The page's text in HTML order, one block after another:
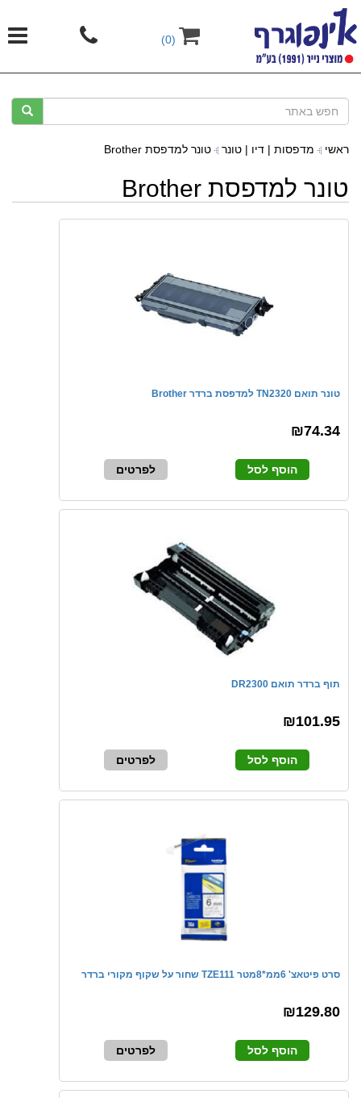
(0)
ראשי מדפסות | דיו | טונר טונר למדפסת Brother
טונר למדפסת Brother
טונר תואם TN2320 למדפסת ברדר Brother
₪74.34
הוסף לסל לפרטים
תוף ברדר תואם DR2300
₪101.95
הוסף לסל לפרטים
סרט פיטאצ' 6ממ*8מטר TZE111 שחור על שקוף מקורי ברדר
₪129.80
הוסף לסל לפרטים